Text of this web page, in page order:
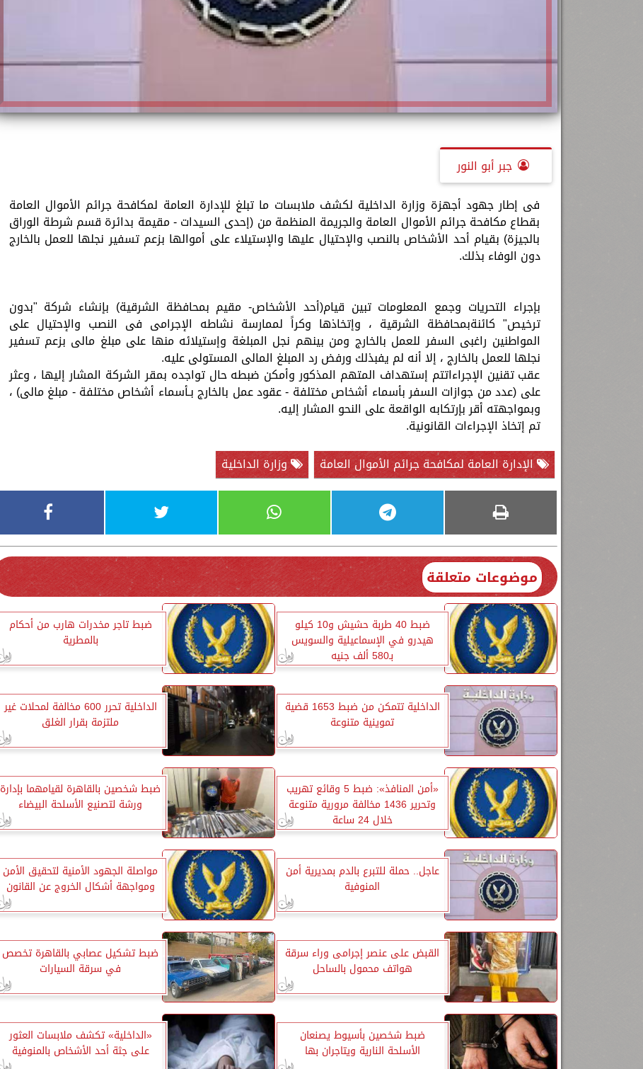
جبر أبو النور
فى إطار جهود أجهزة وزارة الداخلية لكشف ملابسات ما تبلغ للإدارة العامة لمكافحة جرائم الأموال العامة
بقطاع مكافحة جرائم الأموال العامة والجريمة المنظمة من (إحدى السيدات - مقيمة بدائرة قسم شرطة الوراق
بالجيزة) بقيام أحد الأشخاص بالنصب والإحتيال عليها والإستيلاء على أموالها بزعم تسفير نجلها للعمل بالخارج
دون الوفاء بذلك.
بإجراء التحريات وجمع المعلومات تبين قيام(أحد الأشخاص- مقيم بمحافظة الشرقية) بإنشاء شركة "بدون
ترخيص" كائنةبمحافظة الشرقية ، وإتخاذها وكراً لممارسة نشاطه الإجرامى فى النصب والإحتيال على
المواطنين راغبى السفر للعمل بالخارج ومن بينهم نجل المبلغة وإستيلائه منها على مبلغ مالى بزعم تسفير
نجلها للعمل بالخارج ، إلا أنه لم يفبذلك ورفض رد المبلغ المالى المستولى عليه.
عقب تقنين الإجراءاتتم إستهداف المتهم المذكور وأمكن ضبطه حال تواجده بمقر الشركة المشار إليها ، وعثر
على (عدد من جوازات السفر بأسماء أشخاص مختلفة - عقود عمل بالخارج بـأسماء أشخاص مختلفة - مبلغ مالى) ،
وبمواجهته أقر بإرتكابه الواقعة على النحو المشار إليه.
تم إتخاذ الإجراءات القانونية.
الإدارة العامة لمكافحة جرائم الأموال العامة
وزارة الداخلية
موضوعات متعلقة
ضبط 40 طربة حشيش و10 كيلو
هيدرو في الإسماعيلية والسويس
بـ580 ألف جنيه
ضبط تاجر مخدرات هارب من أحكام
بالمطرية
الداخلية تتمكن من ضبط 1653 قضية
تموينية متنوعة
الداخلية تحرر 600 مخالفة لمحلات غير
ملتزمة بقرار الغلق
«أمن المنافذ»: ضبط 5 وقائع تهريب
وتحرير 1436 مخالفة مرورية متنوعة
خلال 24 ساعة
ضبط شخصين بالقاهرة لقيامهما بإدارة
ورشة لتصنيع الأسلحة البيضاء
عاجل.. حملة للتبرع بالدم بمديرية أمن
المنوفية
مواصلة الجهود الأمنية لتحقيق الأمن
ومواجهة أشكال الخروج عن القانون
القبض على عنصر إجرامى وراء سرقة
هواتف محمول بالساحل
ضبط تشكيل عصابي بالقاهرة تخصص
في سرقة السيارات
ضبط شخصين بأسيوط يصنعان
الأسلحة النارية ويتاجران بها
«الداخلية» تكشف ملابسات العثور
على جثة أحد الأشخاص بالمنوفية